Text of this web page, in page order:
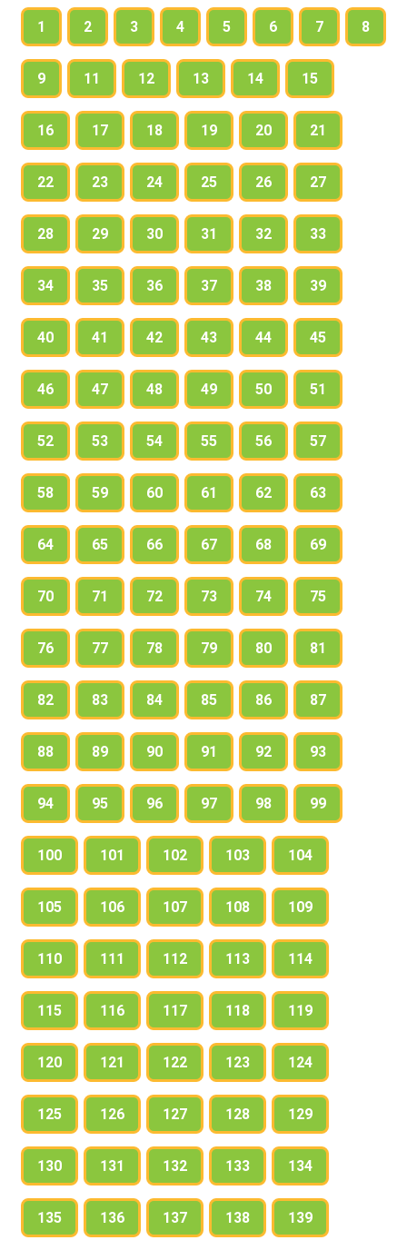
1 2 3 4 5 6 7 8
9 11 12 13 14 15
16 17 18 19 20 21
22 23 24 25 26 27
28 29 30 31 32 33
34 35 36 37 38 39
40 41 42 43 44 45
46 47 48 49 50 51
52 53 54 55 56 57
58 59 60 61 62 63
64 65 66 67 68 69
70 71 72 73 74 75
76 77 78 79 80 81
82 83 84 85 86 87
88 89 90 91 92 93
94 95 96 97 98 99
100 101 102 103 104
105 106 107 108 109
110 111 112 113 114
115 116 117 118 119
120 121 122 123 124
125 126 127 128 129
130 131 132 133 134
135 136 137 138 139